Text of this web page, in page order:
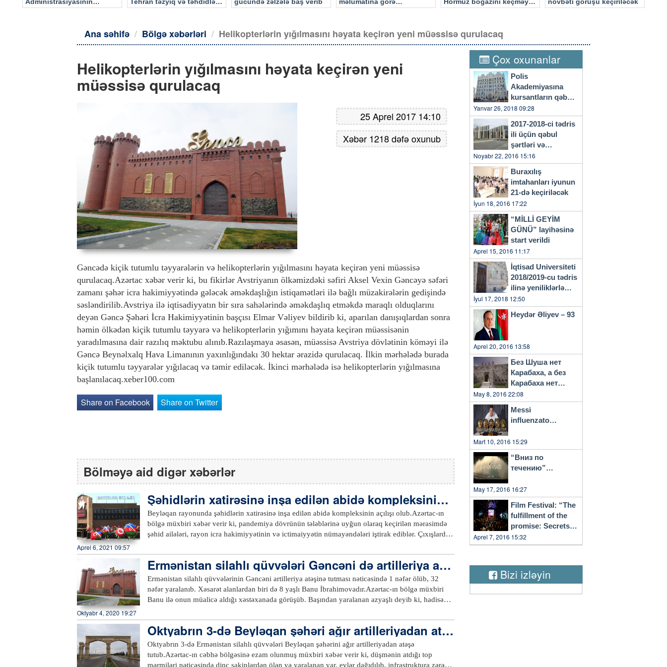
Ana səhifə Bölgə xəbərləri Helikopterlərin yığılmasını həyata keçirən yeni müəssisə qurulacaq
Helikopterlərin yığılmasını həyata keçirən yeni
müəssisə qurulacaq
25 Aprel 2017 14:10
Xəbər 1218 dəfə oxunub
Gəncədə kiçik tutumlu təyyarələrin və helikopterlərin yığılmasını həyata keçirən yeni müəssisə
qurulacaq.Azərtac xəbər verir ki, bu fikirlər Avstriyanın ölkəmizdəki səfiri Aksel Vexin Gəncəyə səfəri
zamanı şəhər icra hakimiyyətində gələcək əməkdaşlığın istiqamətləri ilə bağlı müzakirələrin gedişində
səsləndirilib.Avstriya ilə iqtisadiyyatın bir sıra sahələrində əməkdaşlıq etməkdə maraqlı olduqlarını
deyən Gəncə Şəhəri İcra Hakimiyyətinin başçısı Elmar Vəliyev bildirib ki, aparılan danışıqlardan sonra
həmin ölkədən kiçik tutumlu təyyarə və helikopterlərin yığımını həyata keçirən müəssisənin
yaradılmasına dair razılıq məktubu alınıb.Razılaşmaya əsasən, müəssisə Avstriya dövlətinin köməyi ilə
Gəncə Beynəlxalq Hava Limanının yaxınlığındakı 30 hektar ərazidə qurulacaq. İlkin mərhələdə burada
kiçik tutumlu təyyarələr yığılacaq və təmir ediləcək. İkinci mərhələdə isə helikopterlərin yığılmasına
başlanılacaq.xeber100.com
Share on Facebook Share on Twitter
Bölməyə aid digər xəbərlər
Şəhidlərin xatirəsinə inşa edilən abidə kompleksinin a
çılışı olub
Beyləqan rayonunda şəhidlərin xatirəsinə inşa edilən abidə kompleksinin açılışı olub.Azərtac-ın
bölgə müxbiri xəbər verir ki, pandemiya dövrünün tələblərinə uyğun olaraq keçirilən mərasimdə
şəhid ailələri, rayon icra hakimiyyətinin və ictimaiyyətin nümayəndələri iştirak ediblər. Çıxışlarda
müharibəsindən, Azərbaycan Ordusunun qəhrəmanlığından, qazandığı şanlı Qələbədən, şəhidlərin
gənclərə nümunə olan qısa, lakin şərəfli ömür yolundan danışılıb.Şəhidlərin xatirəsinə inşa edilən
kompleksdə Azərbaycanın gerbi və xəritəsi əks olunub, həm Birinci, həm də İkinci Qarabağ
müharibəsindən olan şəhidlərimizin, eləcə də Ermənistan silahlı bölmələri tərəfindən Beyləqan
rayonunun atəşə tutulması nəticəsində dünyasını dəyişən dinc sakinlərin rəsmləri vurulub.
adını daşıyan bulaq da istifadəyə verilib.xeber100.com
Aprel 6, 2021 09:57
Ermənistan silahlı qüvvələri Gəncəni də artilleriya atə
şinə tutublar
Ermənistan silahlı qüvvələrinin Gəncəni artilleriya atəşinə tutması nəticəsində 1 nəfər ölüb, 32
nəfər yaralanıb. Xəsarət alanlardan biri də 8 yaşlı Banu İbrahimovadır.Azərtac-ın bölgə müxbiri
Banu ilə onun müalicə aldığı xəstəxanada görüşüb. Başından yaralanan azyaşlı deyib ki, hadisə
nənəm, bir də mən. Mərmi atdılar evimizə düşdü. Başımdan yaralandım”.Qeyd edək ki, erməni
hərbçiləri beynəlxalq hüququn norma və prinsiplərini, 1949-cu il tarixli Cenevrə Konvensiyaları
və onların Əlavə Protokollarını, BMT-nin Təhlükəsizlik Şurasının qərar və qətnamələrini kobud
şəkildə pozaraq döyüş əməliyyatlarının aparıldığı bölgəyə aidiyyəti olmayan, Azərbaycanın ikinci
böyük şəhəri Gəncənin mülki əhalisinin sıx yaşadığı məntəqələrə zərbələr endirib.xeber100.com
Oktyabr 4, 2020 19:27
Oktyabrın 3-də Beyləqan şəhəri ağır artilleriyadan atə
şə tutulub
Oktyabrın 3-də Ermənistan silahlı qüvvələri Beyləqan şəhərini ağır artilleriyadan atəşə
tutub.Azərtac-ın cəbhə bölgəsinə ezam olunmuş müxbiri xəbər verir ki, düşmənin atdığı top
mərmiləri nəticəsində dinc sakinlərdən ölən və yaralanan var, evlər dağıdılıb, infrastruktura zərər
Çox oxunanlar
Polis
Akademiyasına
kursantların qəbulu
başlayıb
Yanvar 26, 2018 09:28
2017-2018-ci tədris
ili üçün qəbul
şərtləri və
qaydaları…
Noyabr 22, 2016 15:16
Buraxılış
imtahanları iyunun
21-də keçiriləcək
İyun 18, 2016 17:22
“MİLLİ GEYİM
GÜNÜ” layihəsinə
start verildi
Aprel 15, 2016 11:17
İqtisad Universiteti
2018/2019-cu tədris
ilinə yeniliklərlə
başlayacaq
İyul 17, 2018 12:50
Heydər Əliyev – 93
Aprel 20, 2016 13:58
Без Шуша нет
Карабаха, а без
Карабаха нет
Азербайджана…
May 8, 2016 22:08
Messi
influenzato…
Mart 10, 2016 15:29
“Вниз по
течению”…
May 17, 2016 16:27
Film Festival: “The
fulfillment of the
promise: Secrets
of Vilnius”
Aprel 7, 2016 15:32
Bizi izləyin